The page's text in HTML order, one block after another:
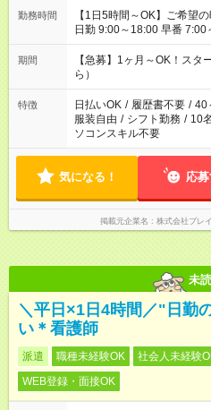
勤務時間
【1日5時間～OK】ご希望の時間
日勤 9:00～18:00 早番
短 10:00～15:00 上記はあくまで一例です。 「夕方までには帰宅
しておきたい」 「朝はゆ
間を有効に使いたい」 など
ね。
期間
【急募】1ヶ月～OK！ス
ら）
特徴 日払いOK / 履歴書不要 / 40
服装自由 / シフト勤務 / 10
ソコンスキル不要
気になる！ 応
掲載元企業名 株式会社ブレ
未読
＼平日×1日4時間／"日勤
い＊看護師
派遣 職種未経験OK 社会人未経験
WEB登録・面接OK